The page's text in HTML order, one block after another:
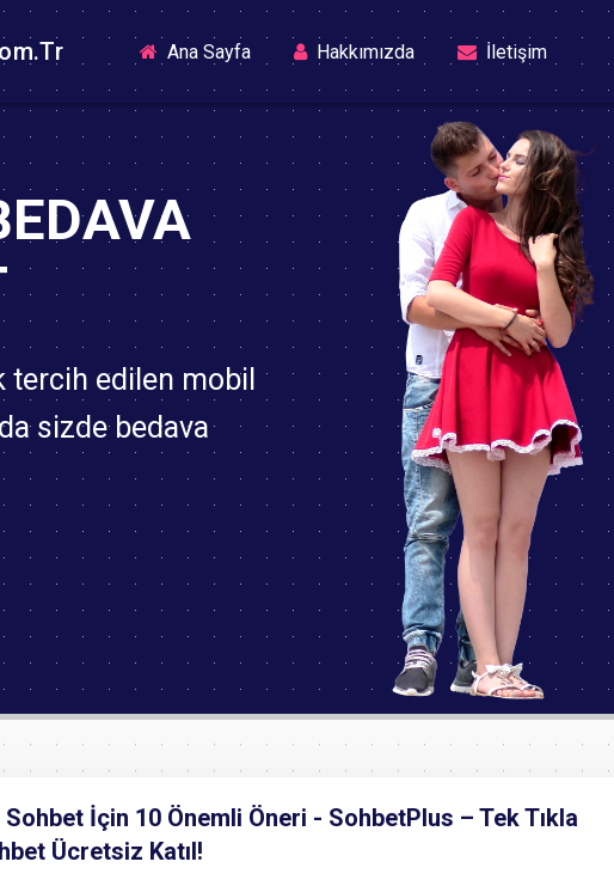
Ana Sayfa(current)Hakkımızda İletişim
tercih edilen mobil
sizde bedava
İçin 10 Önemli Öneri - SohbetPlus – Tek Tıkla
Ücretsiz Katıl!